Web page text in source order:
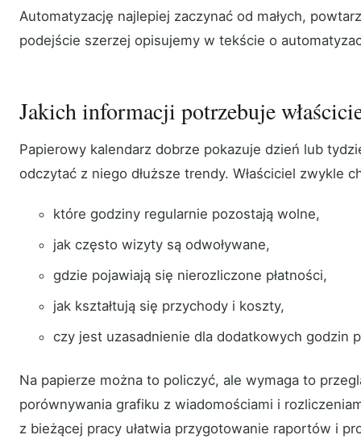
Automatyzację najlepiej zaczynać od małych,
podejście szerzej opisujemy w tekście o
Jakich informacji potrzebuje
Papierowy kalendarz dobrze pokazuje dzień lub
odczytać z niego dłuższe trendy. Właściciel zwykle
które godziny regularnie pozostają wolne,
jak często wizyty są odwoływane,
gdzie pojawiają się nierozliczone płatności,
jak kształtują się przychody i koszty,
czy jest uzasadnienie dla dodatkowych godzin
Na papierze można to policzyć, ale wymaga to
porównywania grafiku z wiadomościami i
z bieżącej pracy ułatwia przygotowanie raportów i